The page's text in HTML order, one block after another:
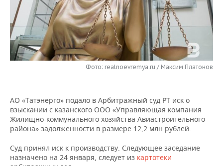
НЕФТЕХИМИЯ
НЕФТЬ
ОПК
РОЗНИЧНАЯ ТОРГОВЛЯ
ТРАНСПОРТ
НОВОСТИ ТЕХНОЛОГИЙ
IT
МЕРОПРИЯТИЯ
НОВОСТИ МЕРОПРИЯТИЙ
ВЫЕЗДНАЯ РЕДАКЦИЯ
ONLINE-КОНФЕРЕНЦИИ
ОТКРЫТАЯ ЛЕКЦИЯ
СПОРТ
ХОККЕЙ
БАСКЕТБОЛ
ВОЛЕЙБОЛ
ВЛАСТЬ
ИНФРАСТРУКТУРА
ИСТОРИЯ
СЮЖЕТЫ
СПРАВОЧНИК
СПИСОК ПЕРСОН
ПОЛНАЯ ВЕРСИЯ
Фото: realnoevremya.ru / Максим Платонов
АО «Татэнерго» подало в Арбитражный суд РТ иск о
взыскании с казанского ООО «Управляющая компания
Жилищно-коммунального хозяйства Авиастроительного
района» задолженности в размере 12,2 млн рублей.
Суд принял иск к производству. Следующее заседание
назначено на 24 января, следует из картотеки